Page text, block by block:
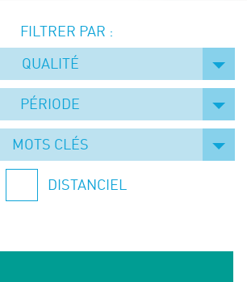
on Chain Transfer Catalysis for
– September 15 and 16, 2026
CONFERENCE ON GREEN
FILTRER PAR :
QUALITÉ
PÉRIODE
MOTS CLÉS
DISTANCIEL